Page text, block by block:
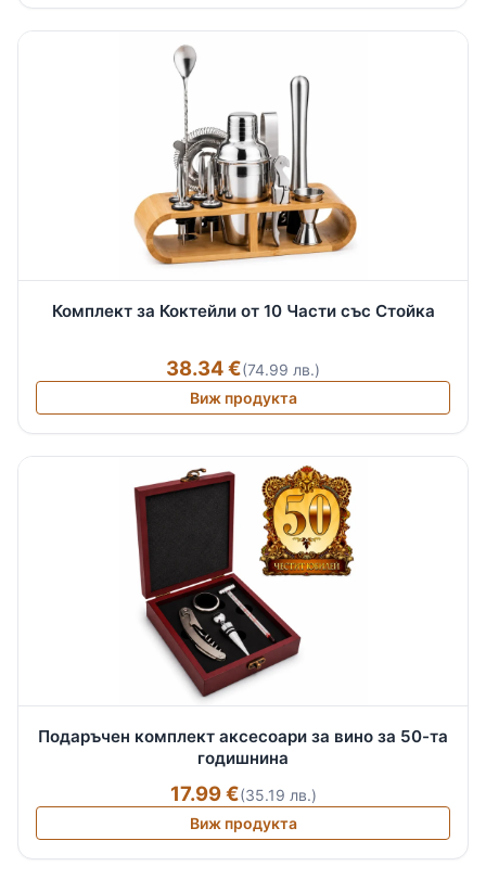
Комплект за Коктейли от 10 Части със Стойка
38.34 €(74.99 лв.)
Виж продукта
Подаръчен комплект аксесоари за вино за 50-та
годишнина
17.99 €(35.19 лв.)
Виж продукта